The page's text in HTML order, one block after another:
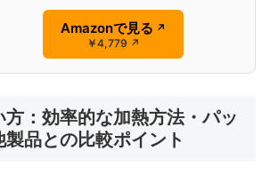
Amazonで見る ↗
￥4,779 ↗
：効率的な加熱方法・パッ
製品との比較ポイント